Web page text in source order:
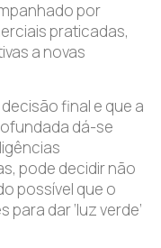
por
praticadas,
a novas
final e que a
dá-se
pode decidir não
possível que o
dar ‘luz verde’